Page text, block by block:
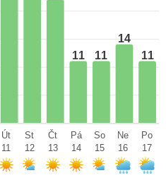
11 11
14
11
Út
11
St
12
Čt
13
Pá
14
So
15
Ne
16
Po
17